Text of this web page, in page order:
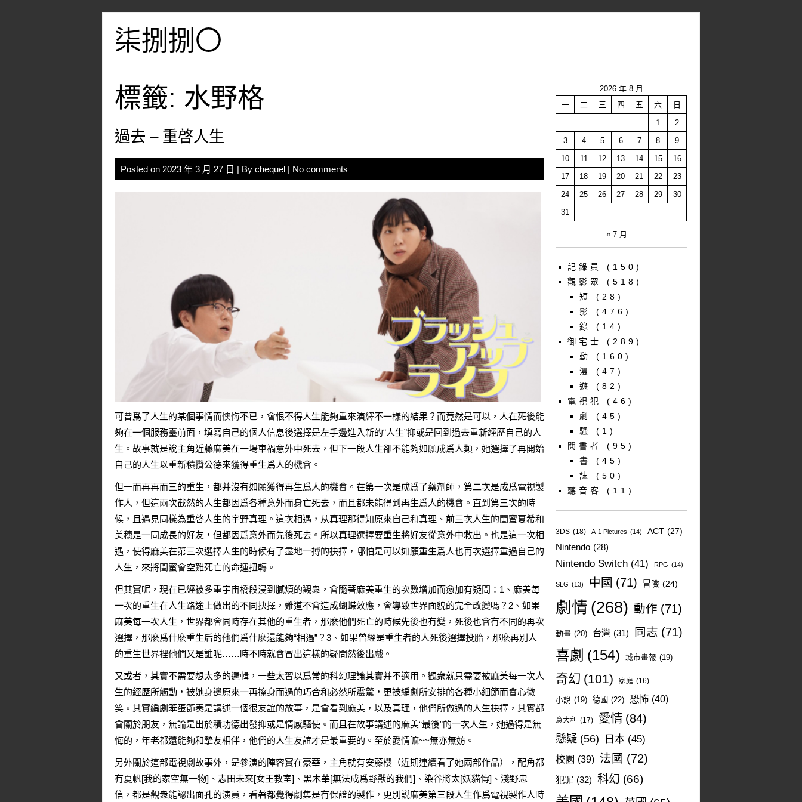
柒捌捌〇
標籤: 水野格
過去 – 重啓人生
Posted on 2023 年 3 月 27 日 | By chequel | No comments
可曾爲了人生的某個事情而懊悔不已，會恨不得人生能夠重來演繹不一樣的結果？而竟然是可以，人在死後能
夠在一個服務臺前面，填寫自己的個人信息後選擇是左手邊進入新的“人生”抑或是回到過去重新經歷自己的人
生。故事就是說主角近藤麻美在一場車禍意外中死去，但下一段人生卻不能夠如願成爲人類，她選擇了再開始
自己的人生以重新積攢公德來獲得重生爲人的機會。
但一而再再而三的重生，都并沒有如願獲得再生爲人的機會。在第一次是成爲了藥劑師，第二次是成爲電視製
作人，但這兩次截然的人生都因爲各種意外而身亡死去，而且都未能得到再生爲人的機會。直到第三次的時
候，且遇見同樣為重啓人生的宇野真理。這次相遇，从真理那得知原來自己和真理、前三次人生的閨蜜夏希和
美穗是一同成長的好友，但都因爲意外而先後死去。所以真理選擇要重生將好友從意外中救出。也是這一次相
遇，使得麻美在第三次選擇人生的時候有了盡地一搏的抉擇，哪怕是可以如願重生爲人也再次選擇重過自己的
人生，來將閨蜜會空難死亡的命運扭轉。
但其實呢，現在已經被多重宇宙橋段浸到膩煩的觀衆，會隨著麻美重生的次數增加而愈加有疑問：1、麻美每
一次的重生在人生路途上做出的不同抉擇，難道不會造成蝴蝶效應，會導致世界面貌的完全改變嗎？2、如果
麻美每一次人生，世界都會同時存在其他的重生者，那麽他們死亡的時候先後也有變，死後也會有不同的再次
選擇，那麽爲什麽重生后的他們爲什麽還能夠“相遇”？3、如果曾經是重生者的人死後選擇投胎，那麽再別人
的重生世界裡他們又是誰呢……時不時就會冒出這樣的疑問然後出戲。
又或者，其實不需要想太多的邏輯，一些太習以爲常的科幻理論其實并不適用。觀衆就只需要被麻美每一次人
生的經歷所觸動，被她身邊原來一再擦身而過的巧合和必然所震驚，更被編劇所安排的各種小細節而會心微
笑。其實編劇笨蛋節奏是講述一個很友誼的故事，是會看到麻美，以及真理，他們所做過的人生抉擇，其實都
會關於朋友，無論是出於積功德出發抑或是情感驅使。而且在故事講述的麻美“最後”的一次人生，她過得是無
悔的，年老都還能夠和摯友相伴，他們的人生友誼才是最重要的。至於愛情嘛~~無亦無妨。
另外關於這部電視劇故事外，是參演的陣容實在豪華，主角就有安藤櫻（近期連續看了她兩部作品），配角都
有夏帆[我的家空無一物]、志田未來[女王教室]、黑木華[無法成爲野獸的我們]、染谷將太[妖貓傳]、淺野忠
信，都是觀衆能認出面孔的演員，看著都覺得劇集是有保證的製作，更別説麻美第三段人生作爲電視製作人時
2026 年 8 月
一
二 三 四 五 六
日
1
2
3
4 5 6 7 8
9
10
11 12 13 14 15
16
17
18 19 20 21 22
23
24
25 26 27 28 29
30
31
« 7 月
記錄員
(150)
觀影眾
(518)
短
(28)
影
(476)
錄
(14)
御宅士
(289)
動
(160)
漫
(47)
遊
(82)
電視犯
(46)
劇
(45)
騷
(1)
閱書者
(95)
書
(45)
誌
(50)
聽音客
(11)
3DS (18) A-1 Pictures (14) ACT (27)
Nintendo (28)
Nintendo Switch (41) RPG (14)
SLG (13) 中國 (71) 冒險 (24)
劇情 (268) 動作 (71)
動畫 (20) 台灣 (31) 同志 (71)
喜劇 (154) 城市畫報 (19)
奇幻 (101) 家庭 (16)
小說 (19) 德國 (22) 恐怖 (40)
意大利 (17) 愛情 (84)
懸疑 (56) 日本 (45)
校園 (39) 法國 (72)
犯罪 (32) 科幻 (66)